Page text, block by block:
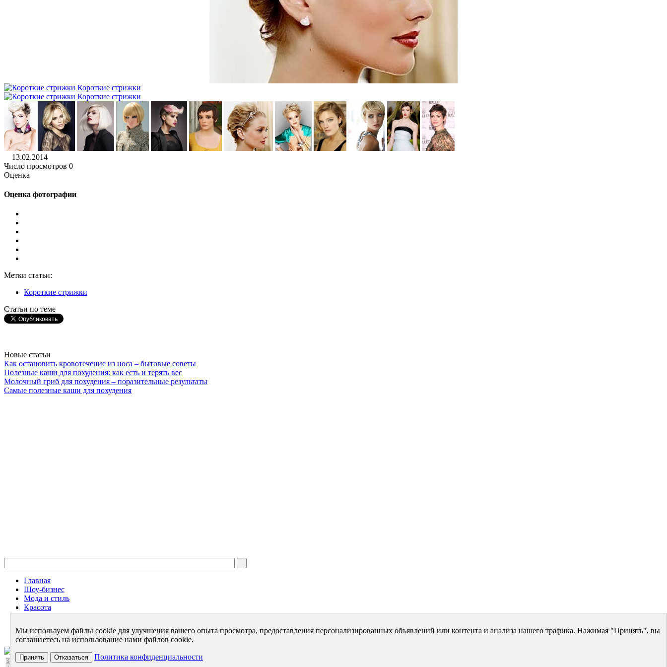
Короткие стрижки
Короткие стрижки
13.02.2014
Число просмотров 0
Оценка
Оценка фотографии
Метки статьи:
Короткие стрижки
Статьи по теме
Новые статьи
Как остановить кровотечение из носа – бытовые советы
Полезные каши для похудения: как есть и терять вес
Молочный гриб для похудения – поразительные результаты
Самые полезные каши для похудения
Главная
Шоу-бизнес
Мода и стиль
Красота
Дом и семья
Архив
2001-2026
Мы используем файлы cookie для улучшения вашего опыта просмотра, предоставления персонализированных объявлений или контента и анализа нашего трафика. Нажимая "Принять", вы
соглашаетесь на использование нами файлов cookie.
Принять Отказаться Политика конфиденциальности